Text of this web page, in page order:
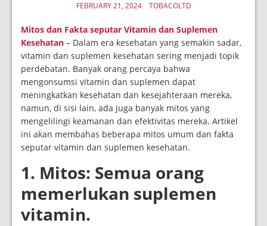
FEBRUARY 21, 2024 TOBACOLTD
Mitos dan Fakta seputar Vitamin dan Suplemen
Kesehatan – Dalam era kesehatan yang semakin sadar,
vitamin dan suplemen kesehatan sering menjadi topik
perdebatan. Banyak orang percaya bahwa
mengonsumsi vitamin dan suplemen dapat
meningkatkan kesehatan dan kesejahteraan mereka,
namun, di sisi lain, ada juga banyak mitos yang
mengelilingi keamanan dan efektivitas mereka. Artikel
ini akan membahas beberapa mitos umum dan fakta
seputar vitamin dan suplemen kesehatan.
1. Mitos: Semua orang
memerlukan suplemen
vitamin.